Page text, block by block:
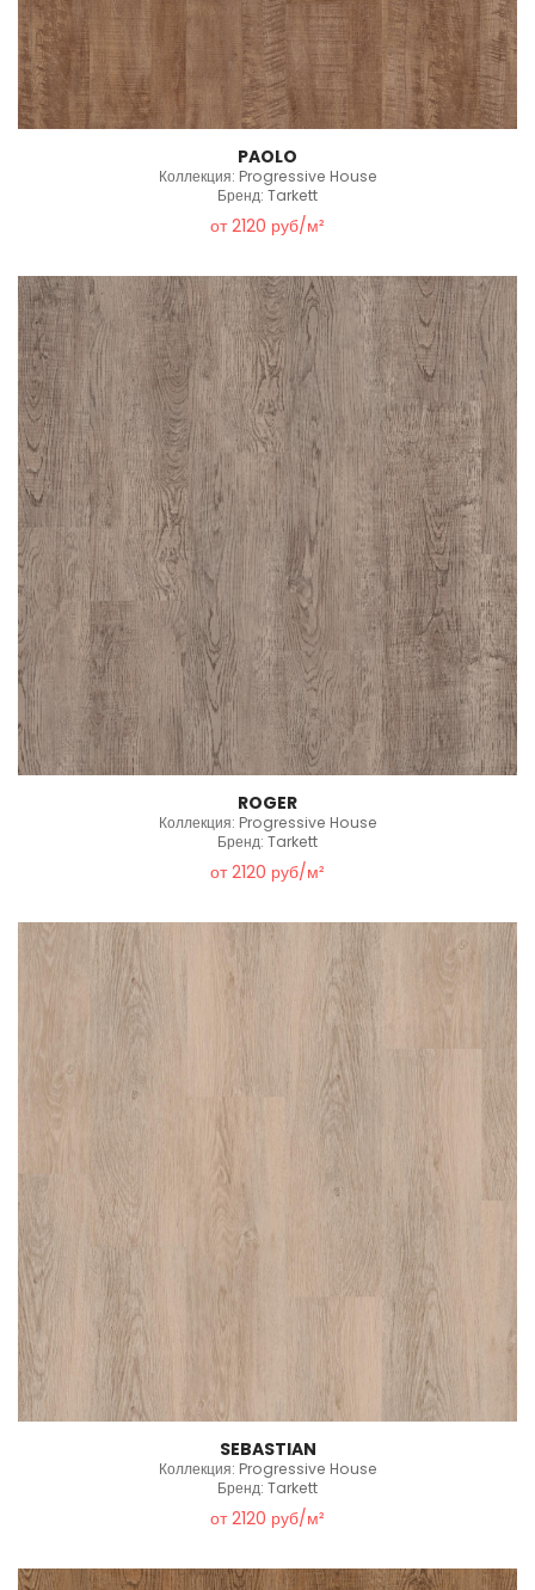
PAOLO
Коллекция: Progressive House
Бренд: Tarkett
от 2120 руб/м²
ROGER
Коллекция: Progressive House
Бренд: Tarkett
от 2120 руб/м²
SEBASTIAN
Коллекция: Progressive House
Бренд: Tarkett
от 2120 руб/м²